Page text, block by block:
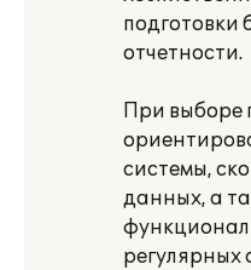
подготовки
отчетности.
При выборе
системы,
данных, а
регулярных